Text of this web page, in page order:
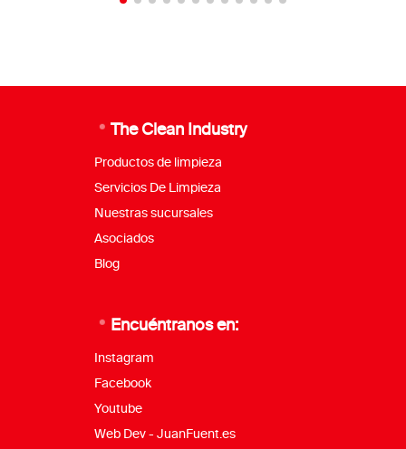
The Clean Industry
Productos de limpieza
Servicios De Limpieza
Nuestras sucursales
Asociados
Blog
Encuéntranos en:
Instagram
Facebook
Youtube
Web Dev - JuanFuent.es